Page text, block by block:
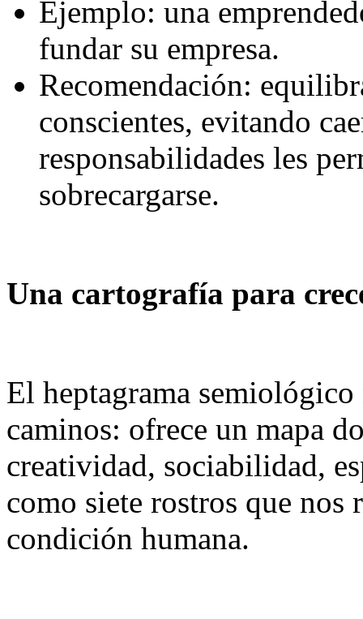
Ejemplo: una
fundar su empresa.
Recomendación:
conscientes, evitando
responsabilidades les
sobrecargarse.
Una cartografía para
El heptagrama
caminos: ofrece un mapa
creatividad, sociabilidad,
como siete rostros que nos
condición humana.